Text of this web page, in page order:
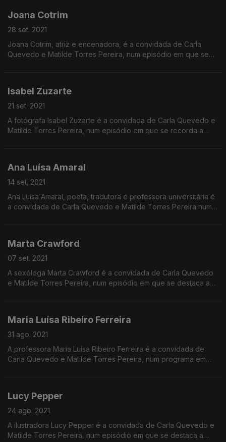
Joana Cotrim
28 set. 2021
Joana Cotrim, atriz e encenadora, é a convidada de Carla
Quevedo e Matilde Torres Pereira, num episódio em que se
Isabel Zuzarte
21 set. 2021
A fotógrafa Isabel Zuzarte é a convidada de Carla Quevedo e
Matilde Torres Pereira, num episódio em que se recorda a
Ana Luísa Amaral
14 set. 2021
Ana Luísa Amaral, poeta, tradutora e professora universitária é
a convidada de Carla Quevedo e Matilde Torres Pereira num
Marta Crawford
07 set. 2021
A sexóloga Marta Crawford é a convidada de Carla Quevedo
e Matilde Torres Pereira, num episódio em que se destaca a
Maria Luísa Ribeiro Ferreira
31 ago. 2021
A professora Maria Luísa Ribeiro Ferreira é a convidada de
Carla Quevedo e Matilde Torres Pereira, num programa em
Lucy Pepper
24 ago. 2021
A ilustradora Lucy Pepper é a convidada de Carla Quevedo e
Matilde Torres Pereira, num episódio em que se destaca a